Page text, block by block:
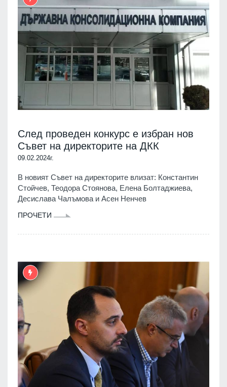
След проведен конкурс е избран нов
Съвет на директорите на ДКК
09.02.2024г.
В новият Съвет на директорите влизат: Константин
Стойчев, Теодора Стоянова, Елена Болтаджиева,
Десислава Чалъмова и Асен Ненчев
ПРОЧЕТИ